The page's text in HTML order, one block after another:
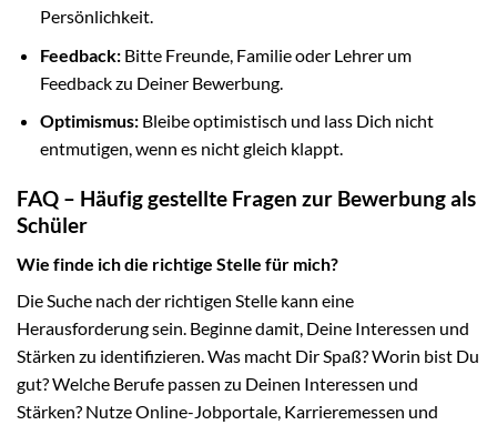
Persönlichkeit.
Feedback:Bitte Freunde, Familie oder Lehrer um
Feedback zu Deiner Bewerbung.
Optimismus:Bleibe optimistisch und lass Dich nicht
entmutigen, wenn es nicht gleich klappt.
FAQ – Häufig gestellte Fragen zur Bewerbung als
Schüler
Wie finde ich die richtige Stelle für mich?
Die Suche nach der richtigen Stelle kann eine
Herausforderung sein. Beginne damit, Deine Interessen und
Stärken zu identifizieren. Was macht Dir Spaß? Worin bist Du
gut? Welche Berufe passen zu Deinen Interessen und
Stärken? Nutze Online-Jobportale, Karrieremessen und